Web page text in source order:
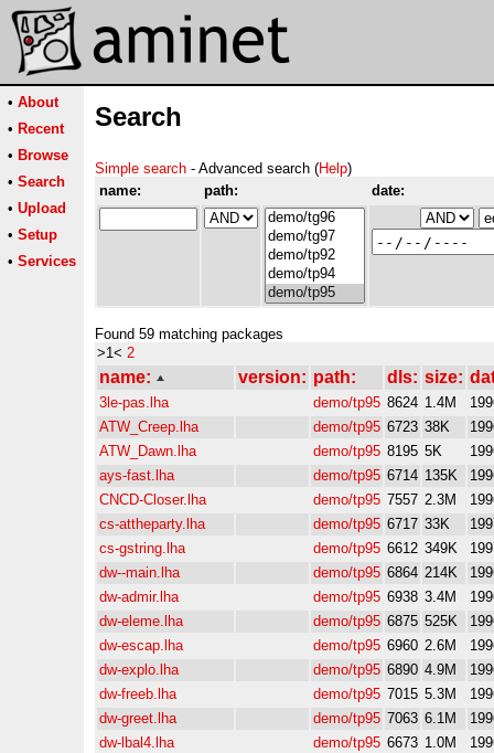
• About
• Recent
• Browse
• Search
• Upload
• Setup
• Services
Search
Simple search - Advanced search (Help)
name:
path: date:
Found 59 matching packages
>1< 2
name: version: path: dls: size:
3le-pas.lha demo/tp95 8624 1.4M
ATW_Creep.lha
demo/tp95 6723 38K
ATW_Dawn.lha
demo/tp95 8195 5K
ays-fast.lha
demo/tp95 6714 135K
CNCD-Closer.lha
demo/tp95 7557 2.3M
cs-attheparty.lha
demo/tp95 6717 33K
cs-gstring.lha
demo/tp95 6612 349K
dw--main.lha
demo/tp95 6864 214K
dw-admir.lha
demo/tp95 6938 3.4M
dw-eleme.lha
demo/tp95 6875 525K
dw-escap.lha
demo/tp95 6960 2.6M
dw-explo.lha
demo/tp95 6890 4.9M
dw-freeb.lha
demo/tp95 7015 5.3M
dw-greet.lha
demo/tp95 7063 6.1M
dw-lbal4.lha
demo/tp95 6673 1.0M